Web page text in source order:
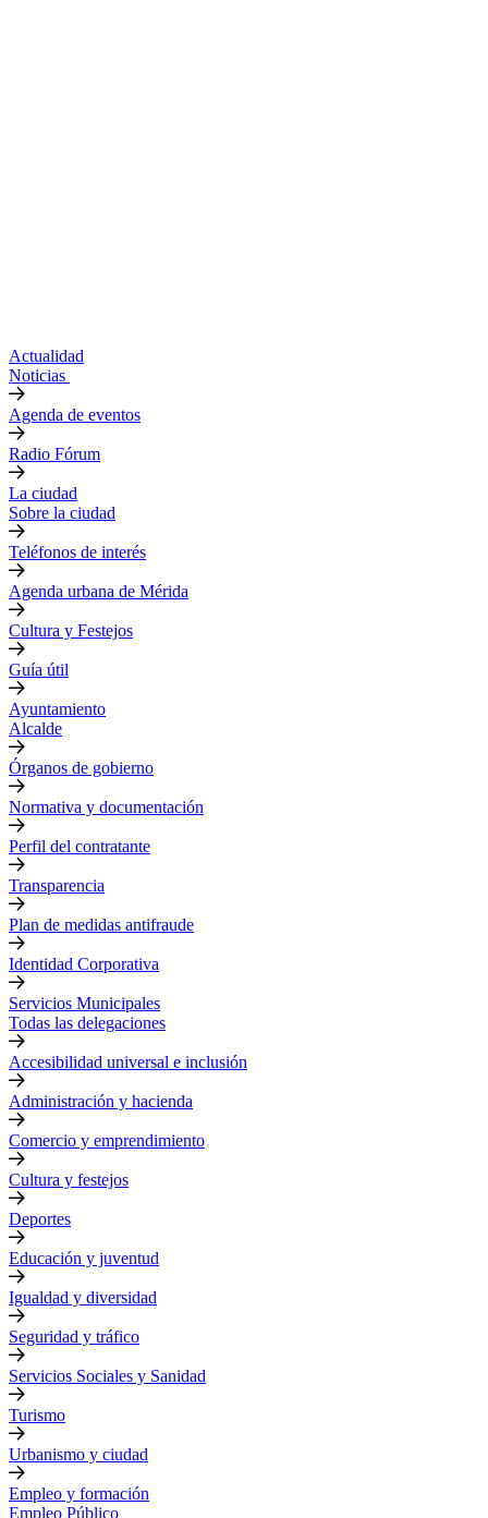
Actualidad
Noticias
Agenda de eventos
Radio Fórum
La ciudad
Sobre la ciudad
Teléfonos de interés
Agenda urbana de Mérida
Cultura y Festejos
Guía útil
Ayuntamiento
Alcalde
Órganos de gobierno
Normativa y documentación
Perfil del contratante
Transparencia
Plan de medidas antifraude
Identidad Corporativa
Servicios Municipales
Todas las delegaciones
Accesibilidad universal e inclusión
Administración y hacienda
Comercio y emprendimiento
Cultura y festejos
Deportes
Educación y juventud
Igualdad y diversidad
Seguridad y tráfico
Servicios Sociales y Sanidad
Turismo
Urbanismo y ciudad
Empleo y formación
Empleo Público